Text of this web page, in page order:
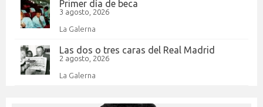
Primer día de beca
3 agosto, 2026
La Galerna
Las dos o tres caras del Real Madrid
2 agosto, 2026
La Galerna